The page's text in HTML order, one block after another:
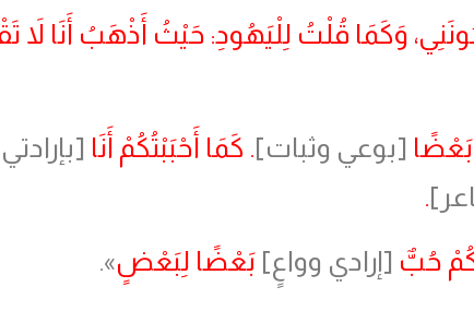
وَكَمَا قُلْتُ لِلْيَهُودِ: حَيْثُ أَذْهَبُ أَنَا لاَ
[بوعي وثبات]. كَمَا أَحْبَبْتُكُمْ أَنَا
.
حُبٌّ [إرادي وواعٍ] بَعْضًا لِبَعْضٍ».